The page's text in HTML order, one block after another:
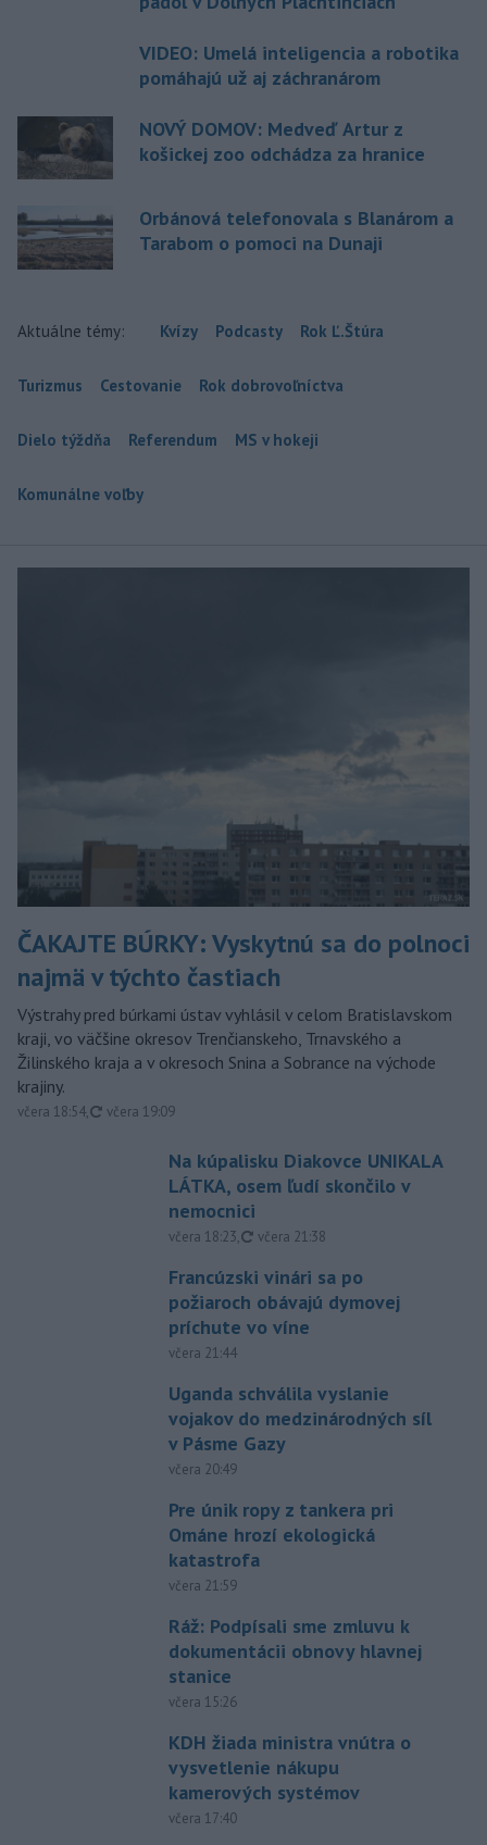
VIDEO: Umelá inteligencia a robotika
pomáhajú už aj záchranárom
NOVÝ DOMOV: Medveď Artur z
košickej zoo odchádza za hranice
Orbánová telefonovala s Blanárom a
Tarabom o pomoci na Dunaji
Aktuálne témy: Kvízy Podcasty Rok Ľ.Štúra
Turizmus Cestovanie Rok dobrovoľníctva
Dielo týždňa Referendum MS v hokeji
Komunálne voľby
ČAKAJTE BÚRKY: Vyskytnú sa do polnoci
najmä v týchto častiach
Výstrahy pred búrkami ústav vyhlásil v celom Bratislavskom
kraji, vo väčšine okresov Trenčianskeho, Trnavského a
Žilinského kraja a v okresoch Snina a Sobrance na východe
krajiny.
včera 18:54, aktualizované
včera 19:09
Na kúpalisku Diakovce UNIKALA
LÁTKA, osem ľudí skončilo v
nemocnici
včera 18:23, aktualizované
včera 21:38
Francúzski vinári sa po
požiaroch obávajú dymovej
príchute vo víne
včera 21:44
Uganda schválila vyslanie
vojakov do medzinárodných síl
v Pásme Gazy
včera 20:49
Pre únik ropy z tankera pri
Ománe hrozí ekologická
katastrofa
včera 21:59
Ráž: Podpísali sme zmluvu k
dokumentácii obnovy hlavnej
stanice
včera 15:26
KDH žiada ministra vnútra o
vysvetlenie nákupu
kamerových systémov
včera 17:40